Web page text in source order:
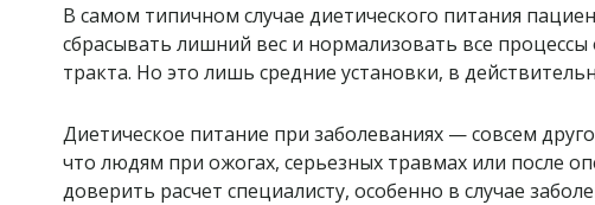
В самом типичном случае диетического питания
сбрасывать лишний вес и нормализовать все
тракта. Но это лишь средние установки, в
Диетическое питание при заболеваниях — совсем
что людям при ожогах, серьезных травмах или после
доверить расчет специалисту, особенно в случае